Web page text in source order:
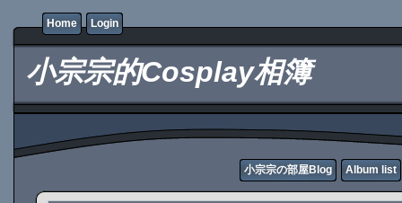
Home Login
小宗宗的Cosplay相簿
小宗宗の部屋Blog Album list